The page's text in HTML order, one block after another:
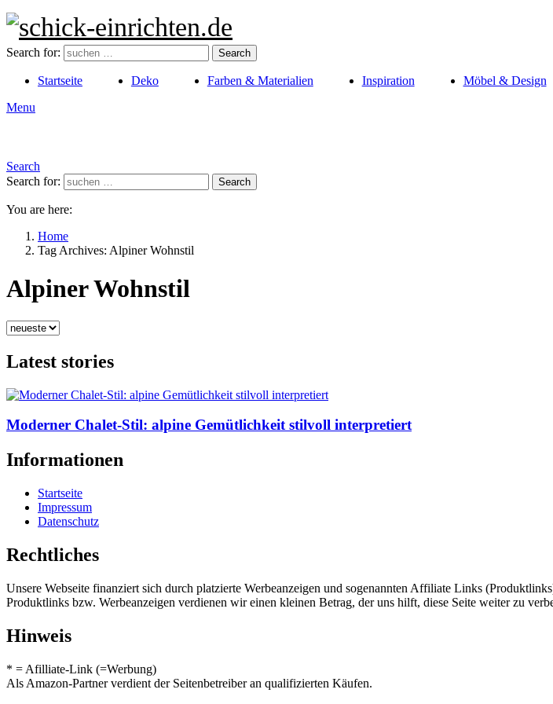
Search for: Search
Startseite Deko Farben & Materialien Inspiration Möbel & Design
Menu
Search
Search for:
Search
You are here:
Home
Tag Archives: Alpiner Wohnstil
Alpiner Wohnstil
Latest stories
Moderner Chalet-Stil: alpine Gemütlichkeit stilvoll interpretiert
Informationen
Startseite
Impressum
Datenschutz
Rechtliches
Unsere Webseite finanziert sich durch platzierte Werbeanzeigen und sogenannten Affiliate Links
Produktlinks bzw. Werbeanzeigen verdienen wir einen kleinen Betrag, der uns hilft, diese Seite weiter zu
Hinweis
* = Afilliate-Link (=Werbung)
Als Amazon-Partner verdient der Seitenbetreiber an qualifizierten Käufen.